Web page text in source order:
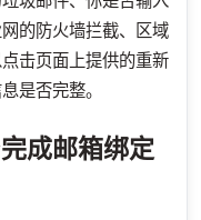
的防火墙拦截、区域
击页面上提供的重新
是否完整。
成邮箱绑定